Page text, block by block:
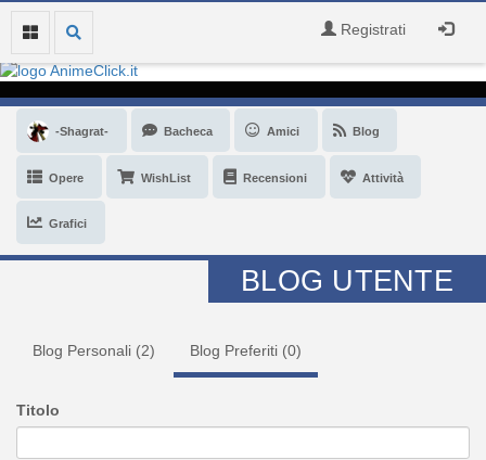
Registrati
-Shagrat- Bacheca Amici Blog
Opere WishList Recensioni Attività
Grafici
BLOG UTENTE
Blog Personali (2) Blog Preferiti (0)
Titolo